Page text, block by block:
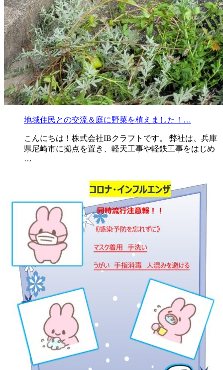
地域住民との交流＆庭に野菜を植えました！…
こんにちは！株式会社IBクラフトです。 弊社は、兵庫
県尼崎市に拠点を置き、軽天工事や軽鉄工事をはじめ
…